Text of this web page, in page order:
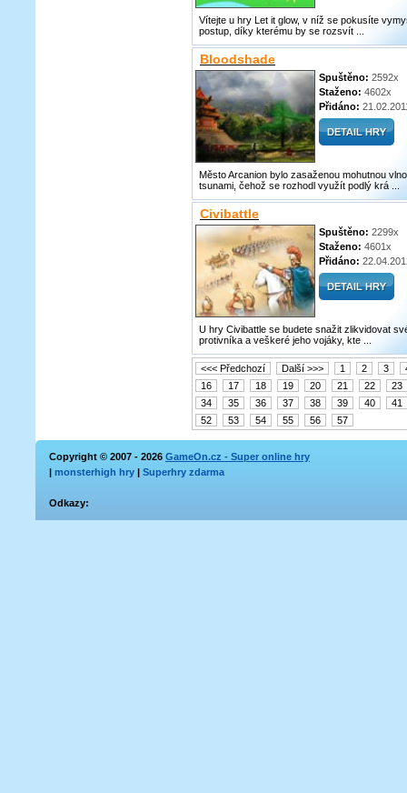
Vítejte u hry Let it glow, v níž se pokusíte
postup, díky kterému by se rozsvít ...
Bloodshade
Spuštěno: 2592x
Staženo: 4602x
Přidáno:
Město Arcanion bylo zasaženou mohutnou
tsunami, čehož se rozhodl využít podlý krá ...
Civibattle
Spuštěno: 2299x
Staženo: 4601x
Přidáno:
U hry Civibattle se budete snažit zlikvidovat
protivníka a veškeré jeho vojáky, kte ...
<<< Předchozí Další >>> 1 2 3
16
17 18 19 20 21 22
23
34
35 36 37 38 39 40
41
52
53 54 55 56 57
Copyright © 2007 - 2026 GameOn.cz - Super online hry
| monsterhigh hry | Superhry zdarma
Odkazy: